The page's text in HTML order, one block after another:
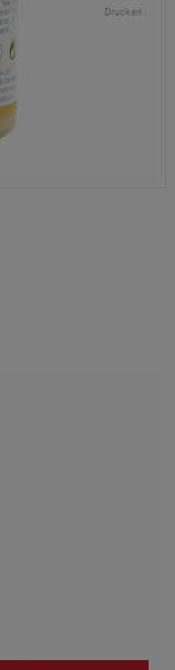
Drucken